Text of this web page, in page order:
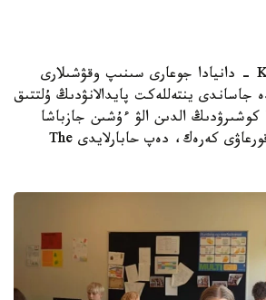
استانا. KAZINFORM - دانيادا جوعارى سىنىپ وقۋشىلارى
جاساندى ينتەللەكت پايدالانۋدىڭ ۇلتتىق
كوشىرۋدىڭ الدىن الۋ ءۇشىن جازباشا
تاپسىرمالاردى اۋىزشا قورعاۋى كەرەك، دەپ حابارلايدى The